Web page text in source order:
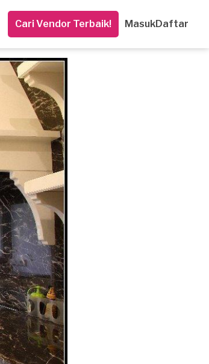
Cari Vendor Terbaik! MasukDaftar